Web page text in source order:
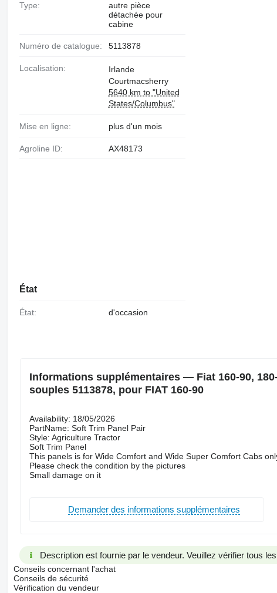
Type:
autre pièce
détachée pour
cabine
Numéro de catalogue: 5113878
Localisation:
Irlande
Courtmacsherry
5640 km to "United
States/Columbus"
Mise en ligne: plus d'un mois
Agroline ID: AX48173
État
État: d'occasion
Informations supplémentaires — Fiat 160-90,
souples 5113878, pour FIAT 160-90
Availability: 18/05/2026
PartName: Soft Trim Panel Pair
Style: Agriculture Tractor
Soft Trim Panel
This panels is for Wide Comfort and Wide Super Comfort Cabs
Please check the condition by the pictures
Small damage on it
Demander des informations supplémentaires
Description est fournie par le vendeur. Veuillez vérifier tous
Conseils concernant l'achat
Conseils de sécurité
Vérification du vendeur